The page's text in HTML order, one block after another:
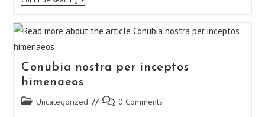
Conubia nostra per inceptos
himenaeos
Uncategorized 0 Comments